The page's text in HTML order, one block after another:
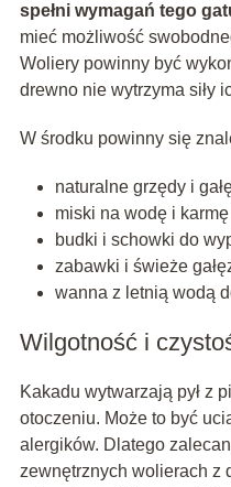
spełni wymagań tego
mieć możliwość
Woliery powinny być
drewno nie wytrzyma siły
W środku powinny się
naturalne grzędy i
miski na wodę i
budki i schowki do
zabawki i świeże
wanna z letnią wodą
Wilgotność i
Kakadu wytwarzają pył z
otoczeniu. Może to być
alergików. Dlatego
zewnętrznych wolierach z